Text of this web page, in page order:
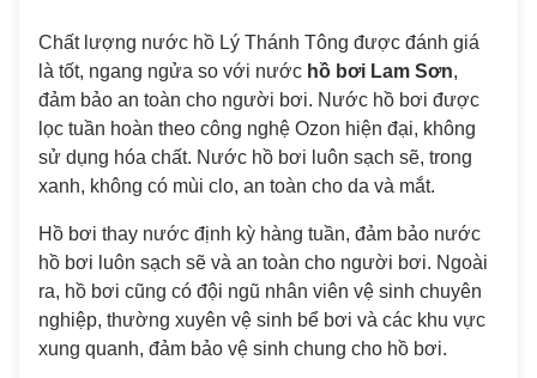
Chất lượng nước hồ Lý Thánh Tông được đánh giá
là tốt, ngang ngửa so với nước hồ bơi Lam Sơn,
đảm bảo an toàn cho người bơi. Nước hồ bơi được
lọc tuần hoàn theo công nghệ Ozon hiện đại, không
sử dụng hóa chất. Nước hồ bơi luôn sạch sẽ, trong
xanh, không có mùi clo, an toàn cho da và mắt.
Hồ bơi thay nước định kỳ hàng tuần, đảm bảo nước
hồ bơi luôn sạch sẽ và an toàn cho người bơi. Ngoài
ra, hồ bơi cũng có đội ngũ nhân viên vệ sinh chuyên
nghiệp, thường xuyên vệ sinh bể bơi và các khu vực
xung quanh, đảm bảo vệ sinh chung cho hồ bơi.